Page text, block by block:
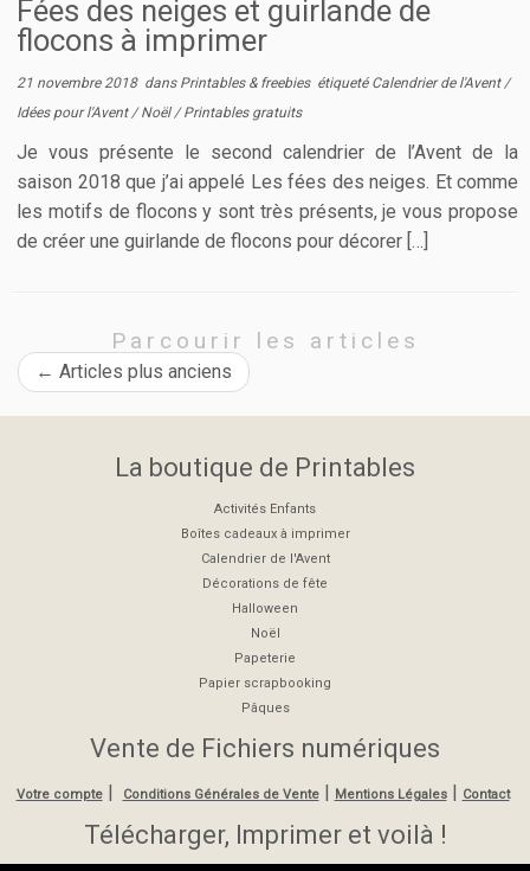
Fées des neiges et guirlande de
flocons à imprimer
21 novembre 2018dans Printables & freebies étiqueté Calendrier de l'Avent /
Idées pour l'Avent /Noël /Printables gratuits
Je vous présente le second calendrier de l’Avent de la
saison 2018 que j’ai appelé Les fées des neiges. Et comme
les motifs de flocons y sont très présents, je vous propose
de créer une guirlande de flocons pour décorer […]
Parcourir les articles
← Articles plus anciens
La boutique de Printables
Activités Enfants
Boîtes cadeaux à imprimer
Calendrier de l'Avent
Décorations de fête
Halloween
Noël
Papeterie
Papier scrapbooking
Pâques
Vente de Fichiers numériques
Votre compte| Conditions Générales de Vente| Mentions Légales | Contact
Télécharger, Imprimer et voilà !